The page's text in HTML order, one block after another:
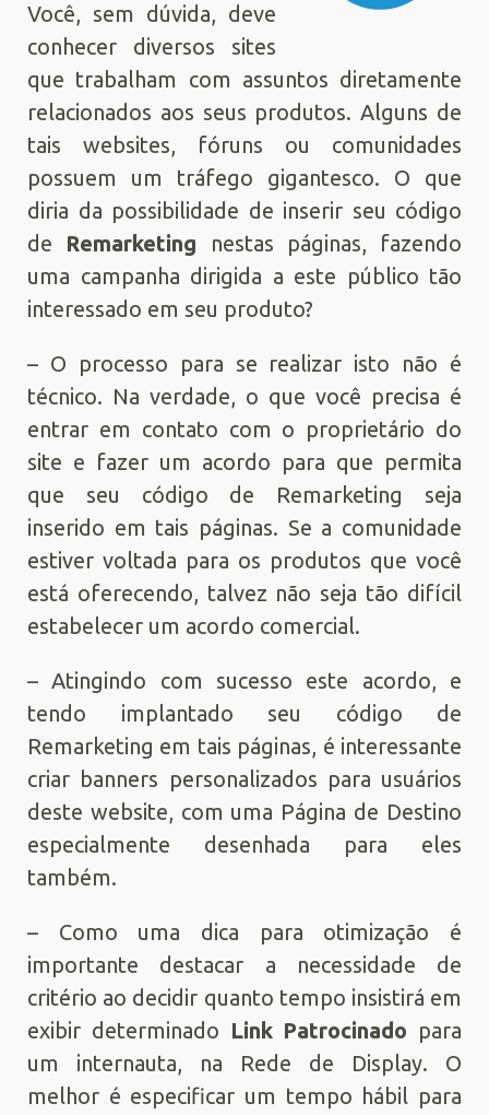
Você, sem dúvida, deve
conhecer diversos sites
que trabalham com assuntos diretamente
relacionados aos seus produtos. Alguns de
tais websites, fóruns ou comunidades
possuem um tráfego gigantesco. O que
diria da possibilidade de inserir seu código
de Remarketing nestas páginas, fazendo
uma campanha dirigida a este público tão
interessado em seu produto?
– O processo para se realizar isto não é
técnico. Na verdade, o que você precisa é
entrar em contato com o proprietário do
site e fazer um acordo para que permita
que seu código de Remarketing seja
inserido em tais páginas. Se a comunidade
estiver voltada para os produtos que você
está oferecendo, talvez não seja tão difícil
estabelecer um acordo comercial.
– Atingindo com sucesso este acordo, e
tendo implantado seu código de
Remarketing em tais páginas, é interessante
criar banners personalizados para usuários
deste website, com uma Página de Destino
especialmente desenhada para eles
também.
– Como uma dica para otimização é
importante destacar a necessidade de
critério ao decidir quanto tempo insistirá em
exibir determinado Link Patrocinado para
um internauta, na Rede de Display. O
melhor é especificar um tempo hábil para